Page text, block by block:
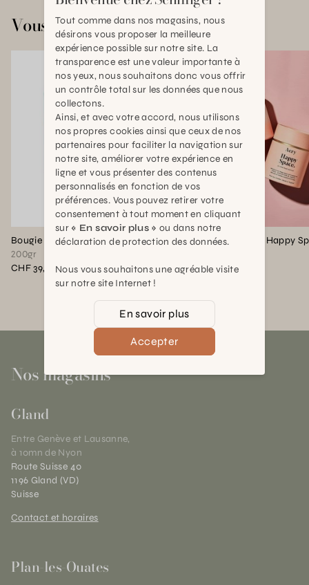
Vous aimerez aussi
Bougie Parfumée Before Sleep
200gr
CHF 39,90
Bougie Parfumée Happy
CHF 39,90
Nos magasins
Gland
Entre Genève et Lausanne,
à 10mn de Nyon
Route Suisse 40
1196 Gland (VD)
Suisse
Contact et horaires
Plan-les-Ouates
Tout comme dans nos magasins, nous
désirons vous proposer la meilleure
expérience possible sur notre site. La
transparence est une valeur importante à
nos yeux, nous souhaitons donc vous offrir
un contrôle total sur les données que nous
collectons.
Ainsi, et avec votre accord, nous utilisons
nos propres cookies ainsi que ceux de nos
partenaires pour faciliter la navigation sur
notre site, améliorer votre expérience en
ligne et vous présenter des contenus
personnalisés en fonction de vos
préférences. Vous pouvez retirer votre
consentement à tout moment en cliquant
sur « En savoir plus » ou dans notre
déclaration de protection des données.
Nous vous souhaitons une agréable visite
sur notre site Internet !
En savoir plus
Accepter